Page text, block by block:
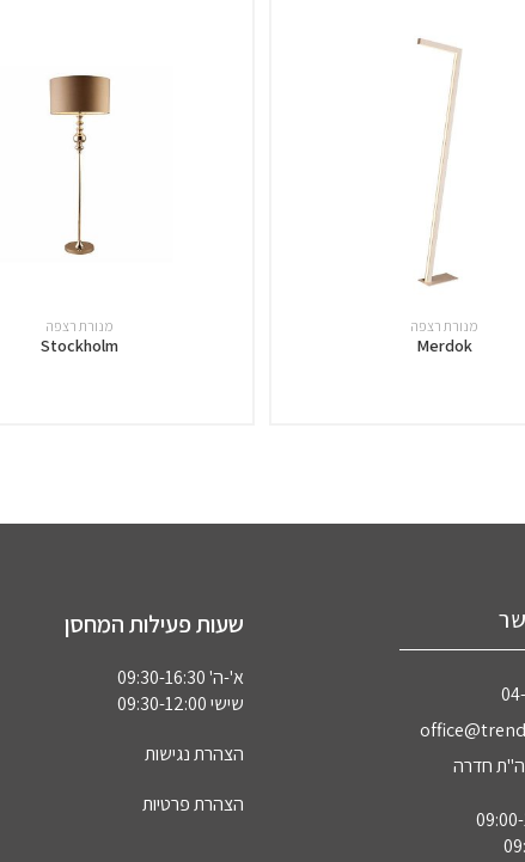
מנורת רצפה
Merdok
מנורת רצפה
Stockholm
שעות פעילות המחסן
א'-ה' 09:30-16:30
שישי 09:30-12:00
הצהרת נגישות
הצהרת פרטיות